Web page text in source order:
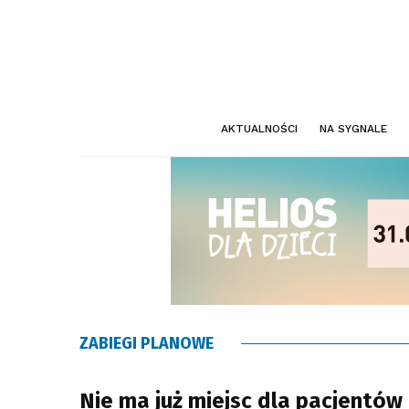
AKTUALNOŚCI NA SYGNALE
ZABIEGI PLANOWE
Nie ma już miejsc dla pacjentów